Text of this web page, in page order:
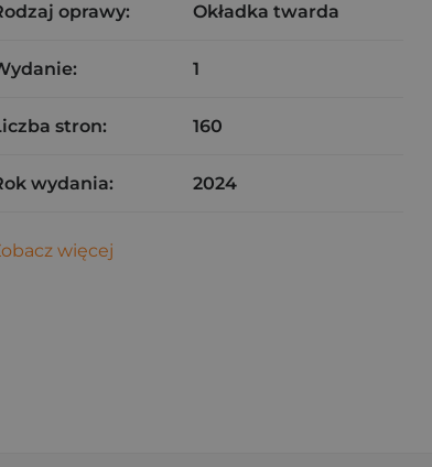
oprawy: Okładka twarda
1
stron: 160
wydania: 2024
więcej